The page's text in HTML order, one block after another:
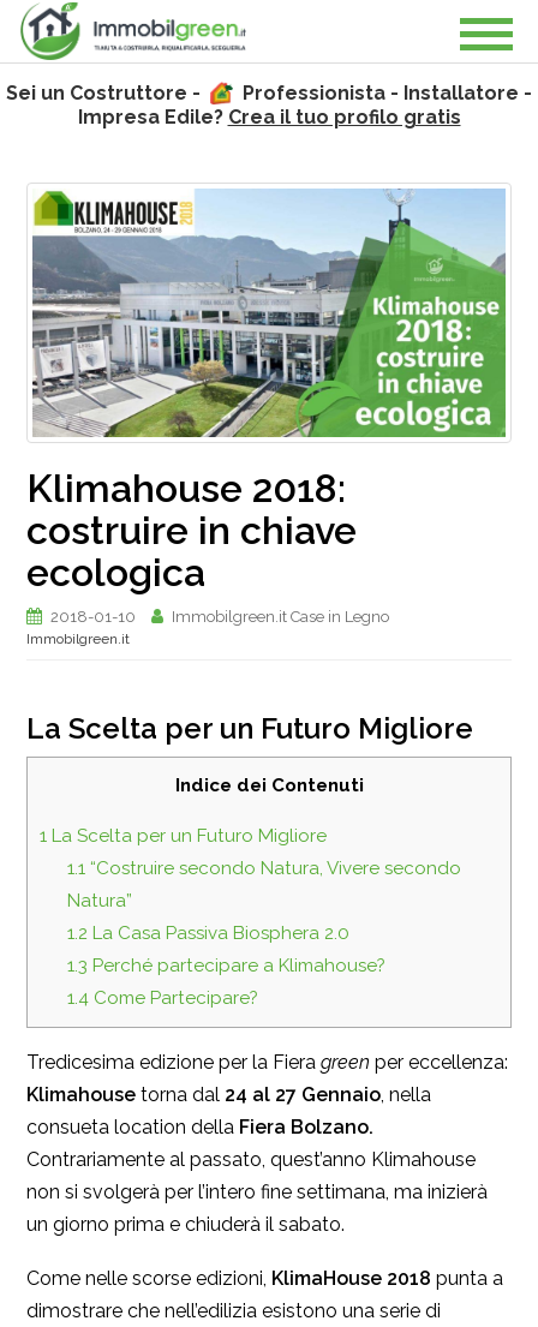
Sei un Costruttore -
Professionista - Installatore -
Impresa Edile? Crea il tuo profilo gratis
Klimahouse 2018:
costruire in chiave
ecologica
2018-01-10 Immobilgreen.it Case in Legno
Immobilgreen.it
La Scelta per un Futuro Migliore
Indice dei Contenuti
1 La Scelta per un Futuro Migliore
1.1“Costruire secondo Natura, Vivere secondo
Natura”
1.2 La Casa Passiva Biosphera 2.0
1.3 Perché partecipare a Klimahouse?
1.4Come Partecipare?
Tredicesima edizione per la Fiera green per eccellenza:
Klimahouse torna dal 24 al 27 Gennaio, nella
consueta location della Fiera Bolzano.
Contrariamente al passato, quest’anno Klimahouse
non si svolgerà per l’intero fine settimana, ma inizierà
un giorno prima e chiuderà il sabato.
Come nelle scorse edizioni, KlimaHouse 2018 punta a
dimostrare che nell’edilizia esistono una serie di